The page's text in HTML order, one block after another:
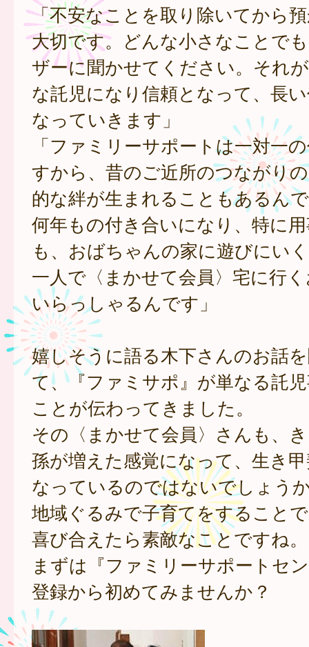
「不安なことを取り除いてから
大切です。どんな小さなことで
ザーに聞かせてください。それ
な託児になり信頼となって、長
なっていきます」
「ファミリーサポートは一対一
すから、昔のご近所のつながり
的な絆が生まれることもあるん
何年もの付き合いになり、特に
も、おばちゃんの家に遊びにい
一人で〈まかせて会員〉宅に行
いらっしゃるんです」
嬉しそうに語る木下さんのお話
て、『ファミサポ』が単なる託
ことが伝わってきました。
その〈まかせて会員〉さんも、
孫が増えた感覚になって、生き
なっているのではないでしょう
地域ぐるみで子育てをすること
喜び合えたら素敵なことですね。
まずは『ファミリーサポートセ
登録から初めてみませんか？